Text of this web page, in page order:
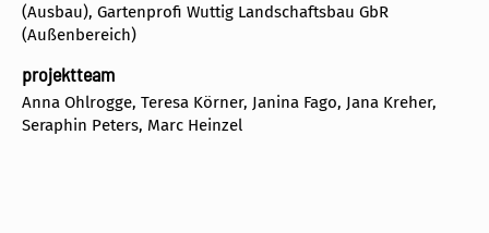
(Ausbau), Gartenprofi Wuttig Landschaftsbau GbR
(Außenbereich)
projektteam
Anna Ohlrogge, Teresa Körner, Janina Fago, Jana Kreher,
Seraphin Peters, Marc Heinzel